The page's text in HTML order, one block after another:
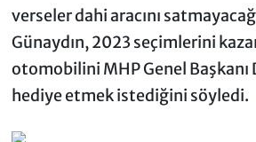
verseler dahi aracını
Günaydın, 2023 seçimlerini
otomobilini MHP Genel Başkanı
hediye etmek istediğini söyledi.